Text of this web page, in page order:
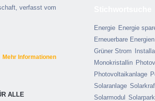
verfasst vom
Mehr Informationen
ALLE
Energie Energie
Erneuerbare Energien
Grüner Strom
Monokristallin
Photovoltaikanlage
Solaranlage
Solarmodul